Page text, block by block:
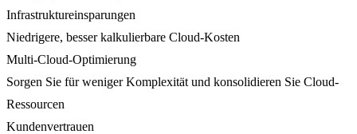
Infrastruktureinsparungen
Niedrigere, besser kalkulierbare Cloud-Kosten
Multi-Cloud-Optimierung
Sorgen Sie für weniger Komplexität und konsolidieren Sie Cloud-
Ressourcen
Kundenvertrauen